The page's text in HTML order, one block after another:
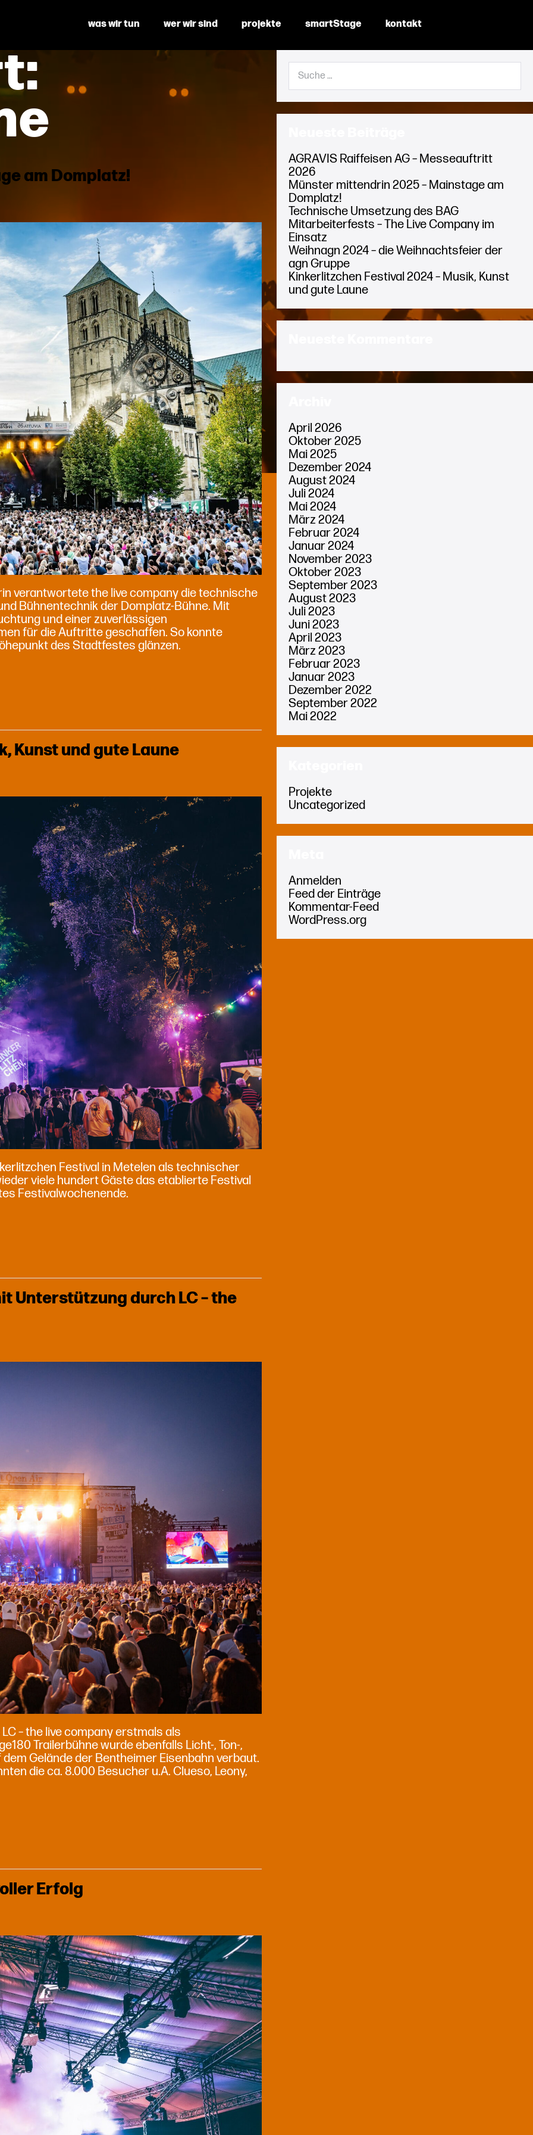
was wir tun wer wir sind projekte smartStage kontakt
am Domplatz!
verantwortete the live company die technische
Bühnentechnik der Domplatz-Bühne. Mit
und einer zuverlässigen
für die Auftritte geschaffen. So konnte
des Stadtfestes glänzen.
Kunst und gute Laune
Festival in Metelen als technischer
viele hundert Gäste das etablierte Festival
Festivalwochenende.
Unterstützung durch LC – the
– the live company erstmals als
Trailerbühne wurde ebenfalls Licht-, Ton-,
Gelände der Bentheimer Eisenbahn verbaut.
die ca. 8.000 Besucher u.A. Clueso, Leony,
Erfolg
Suche
nach:
AGRAVIS Raiffeisen AG – Messeauftritt
2026
Münster mittendrin 2025 – Mainstage am
Domplatz!
Technische Umsetzung des BAG
Mitarbeiterfests – The Live Company im
Einsatz
Weihnagn 2024 – die Weihnachtsfeier der
agn Gruppe
Kinkerlitzchen Festival 2024 – Musik, Kunst
und gute Laune
April 2026
Oktober 2025
Mai 2025
Dezember 2024
August 2024
Juli 2024
Mai 2024
März 2024
Februar 2024
Januar 2024
November 2023
Oktober 2023
September 2023
August 2023
Juli 2023
Juni 2023
April 2023
März 2023
Februar 2023
Januar 2023
Dezember 2022
September 2022
Mai 2022
Projekte
Uncategorized
Anmelden
Feed der Einträge
Kommentar-Feed
WordPress.org